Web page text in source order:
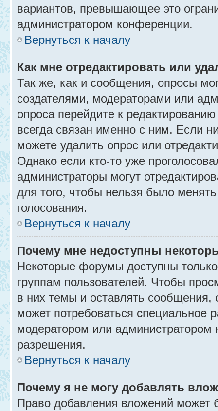
вариантов, превышающее это
администратором конференции.
Вернуться к началу
Как мне отредактировать или
Так же, как и сообщения, опросы
создателями, модераторами или
опроса перейдите к
всегда связан именно с ним. Если
можете удалить опрос или
Однако если кто-то уже
администраторы могут
для того, чтобы нельзя было
голосования.
Вернуться к началу
Почему мне недоступны
Некоторые форумы доступны
группам пользователей. Чтобы
в них темы и оставлять сообщения,
может потребоваться специальное
модератором или администратором
разрешения.
Вернуться к началу
Почему я не могу добавлять
Право добавления вложений может